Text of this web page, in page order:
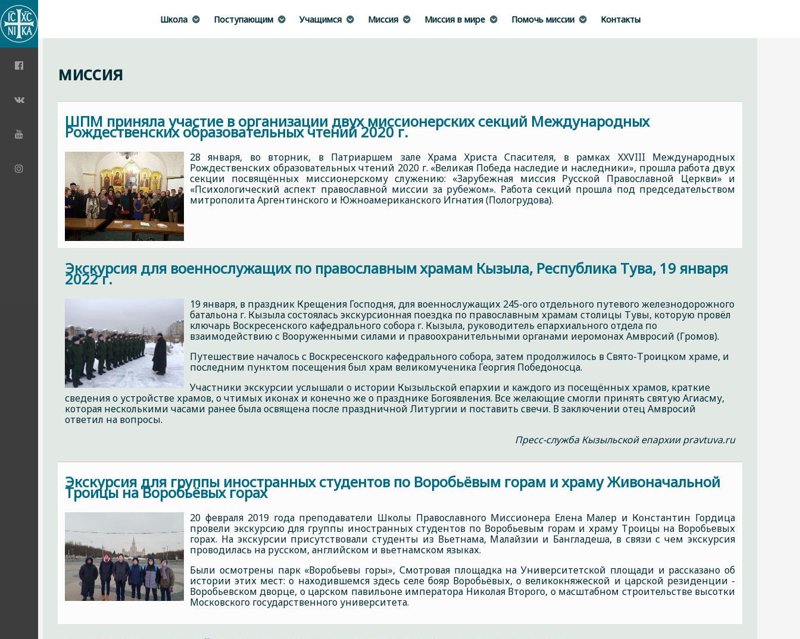
Школа Поступающим Учащимся Миссия Миссия в мире Помочь миссии Контакты
миссия
ШПМ приняла участие в организации двух миссионерских секций Международных
Рождественских образовательных чтений 2020 г.
28 января, во вторник, в Патриаршем зале Храма Христа Спасителя, в рамках XXVIII Международных
Рождественских образовательных чтений 2020 г. «Великая Победа наследие и наследники», прошла работа двух
секции посвящённых миссионерскому служению: «Зарубежная миссия Русской Православной Церкви» и
«Психологический аспект православной миссии за рубежом». Работа секций прошла под председательством
митрополита Аргентинского и Южноамериканского Игнатия (Пологрудова).
Экскурсия для военнослужащих по православным храмам Кызыла, Республика Тува, 19 января
2022 г.
19 января, в праздник Крещения Господня, для военнослужащих 245-ого отдельного путевого железнодорожного
батальона г. Кызыла состоялась экскурсионная поездка по православным храмам столицы Тувы, которую провёл
ключарь Воскресенского кафедрального собора г. Кызыла, руководитель епархиального отдела по
взаимодействию с Вооруженными силами и правоохранительными органами иеромонах Амвросий (Громов).
Путешествие началось с Воскресенского кафедрального собора, затем продолжилось в Свято-Троицком храме, и
последним пунктом посещения был храм великомученика Георгия Победоносца.
Участники экскурсии услышали о истории Кызыльской епархии и каждого из посещённых храмов, краткие
сведения о устройстве храмов, о чтимых иконах и конечно же о празднике Богоявления. Все желающие смогли принять святую Агиасму,
которая несколькими часами ранее была освящена после праздничной Литургии и поставить свечи. В заключении отец Амвросий
ответил на вопросы.
Пресс-служба Кызыльской епархии pravtuva.ru
Экскурсия для группы иностранных студентов по Воробьёвым горам и храму Живоначальной
Троицы на Воробьёвых горах
20 февраля 2019 года преподаватели Школы Православного Миссионера Елена Малер и Константин Гордица
провели экскурсию для группы иностранных студентов по Воробьевым горам и храму Троицы на Воробьевых
горах. На экскурсии присутствовали студенты из Вьетнама, Малайзии и Бангладеша, в связи с чем экскурсия
проводилась на русском, английском и вьетнамском языках.
Были осмотрены парк «Воробьевы горы», Смотровая площадка на Университетской площади и рассказано об
истории этих мест: о находившемся здесь селе бояр Воробьёвых, о великокняжеской и царской резиденции -
Воробьевском дворце, о царском павильоне императора Николая Второго, о масштабном строительстве высотки
Московского государственного университета.